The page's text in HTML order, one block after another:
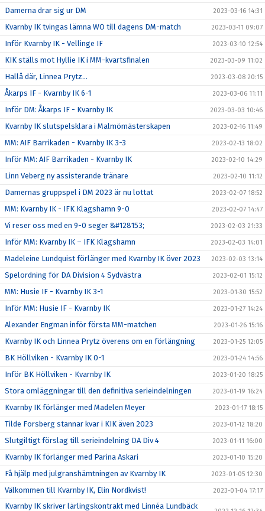
Damerna drar sig ur DM 2023-03-16 14:31
Kvarnby IK tvingas lämna WO till dagens DM-match 2023-03-11 09:07
Inför Kvarnby IK - Vellinge IF 2023-03-10 12:54
KIK ställs mot Hyllie IK i MM-kvartsfinalen 2023-03-09 11:02
Hallå där, Linnea Prytz... 2023-03-08 20:15
Åkarps IF - Kvarnby IK 6-1 2023-03-06 11:11
Inför DM: Åkarps IF - Kvarnby IK 2023-03-03 10:46
Kvarnby IK slutspelsklara i Malmömästerskapen 2023-02-16 11:49
MM: AIF Barrikaden - Kvarnby IK 3-3 2023-02-13 18:02
Inför MM: AIF Barrikaden - Kvarnby IK 2023-02-10 14:29
Linn Veberg ny assisterande tränare 2023-02-10 11:12
Damernas gruppspel i DM 2023 är nu lottat 2023-02-07 18:52
MM: Kvarnby IK - IFK Klagshamn 9-0 2023-02-07 14:47
Vi reser oss med en 9-0 seger &#128153; 2023-02-03 21:33
Inför MM: Kvarnby IK – IFK Klagshamn 2023-02-03 14:01
Madeleine Lundquist förlänger med Kvarnby IK över 2023 2023-02-03 13:14
Spelordning för DA Division 4 Sydvästra 2023-02-01 15:12
MM: Husie IF - Kvarnby IK 3-1 2023-01-30 15:52
Inför MM: Husie IF - Kvarnby IK 2023-01-27 14:24
Alexander Engman inför första MM-matchen 2023-01-26 15:16
Kvarnby IK och Linnea Prytz överens om en förlängning 2023-01-25 12:05
BK Höllviken - Kvarnby IK 0-1 2023-01-24 14:56
Inför BK Höllviken - Kvarnby IK 2023-01-20 18:25
Stora omläggningar till den definitiva serieindelningen 2023-01-19 16:24
Kvarnby IK förlänger med Madelen Meyer 2023-01-17 18:15
Tilde Forsberg stannar kvar i KIK även 2023 2023-01-12 18:20
Slutgiltigt förslag till serieindelning DA Div 4 2023-01-11 16:00
Kvarnby IK förlänger med Parina Askari 2023-01-10 15:20
Få hjälp med julgranshämtningen av Kvarnby IK 2023-01-05 12:30
Välkommen till Kvarnby IK, Elin Nordkvist! 2023-01-04 17:17
Kvarnby IK skriver lärlingskontrakt med Linnéa Lundbäck